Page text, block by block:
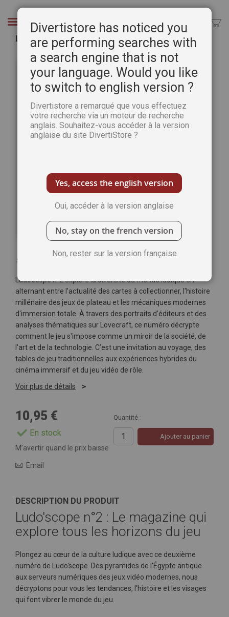
Chercher
Ludo'Scope n°2 : Le mag des jeux de société
Passer
galerie
d’images
Soyez le premier à commenter ce produit
Ludo'scope n°2 explore la diversité du monde ludique en
alternant entre l'actualité des cartes à collectionner, l'histoire
millénaire des jeux de plateau et les mécaniques modernes
d'immersion totale. À travers des portraits d'éditeurs et des
analyses thématiques sur Lovecraft, ce numéro décrypte
comment le jeu s'impose comme un miroir de la société, de
l'art et de la technologie. C’est une invitation au voyage, des
tables de jeu traditionnelles aux expériences hybrides du
cinéma immersif et du jeu vidéo de rôle.
Voir plus de détails
10,95 €
En stock
Quantité :
Ajouter au panier
M’avertir quand le prix baisse
Email
DESCRIPTION DU PRODUIT
Ludo'scope n°2 : Le magazine qui
explore tous les horizons du jeu
Plongez au cœur de la culture ludique avec ce deuxième
numéro de Ludo'scope. Des pyramides de l'Égypte antique
aux serveurs numériques des jeux vidéo modernes, nous
décryptons pour vous les tendances, l'histoire et les visages
qui font vibrer le monde du jeu.
Divertistore has noticed you
are performing searches with
a search engine that is not
your language. Would you like
to switch to english version ?
Divertistore a remarqué que vous effectuez
votre recherche via un moteur de recherche
anglais. Souhaitez-vous accéder à la version
anglaise du site DivertiStore ?
Yes, access the english version
Oui, accéder à la version anglaise
No, stay on the french version
Non, rester sur la version française